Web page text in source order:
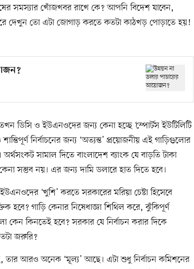
সমস্যার খোঁজখবর রাখে কে? আপনি বিদেশ যাবেন,
দেখুন তো এটা জোগাড় করতে কতটা কাঠখড় পোড়াতে হয়!
ডিসি ও ইউএনওদের জন্য কেনা হচ্ছে ‘স্পোর্টস ইউটিলিটি
নির্বাচনের জন্য ‘অত্যন্ত’ প্রয়োজনীয় এই গাড়িগুলোর
সামাল দিতে বাংলাদেশ ব্যাংক যে বাড়তি টাকা
সম্ভব নয়। এর জন্য দামি ডলারে হাত দিতে হবে।
‘খুশি’ করতে সরকারের মরিয়া চেষ্টা হিসেবে
হবে? গাড়ি কেনার নিষেধাজ্ঞা শিথিল করে, ঝুঁকিপূর্ণ
কেন কিনতেই হবে? সরকার যে নির্বাচন করার দিকে
জরুরি?
তার আরও অনেক ‘মূল্য’ আছে। এটা শুধু নির্বাচন কমিশনের